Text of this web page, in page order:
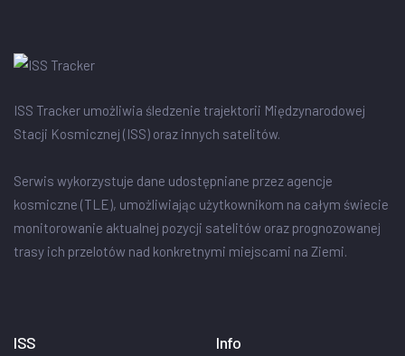
ISS Tracker umożliwia śledzenie trajektorii Międzynarodowej
Stacji Kosmicznej (ISS) oraz innych satelitów.
Serwis wykorzystuje dane udostępniane przez agencje
kosmiczne (TLE), umożliwiając użytkownikom na całym świecie
monitorowanie aktualnej pozycji satelitów oraz prognozowanej
trasy ich przelotów nad konkretnymi miejscami na Ziemi.
ISS Info